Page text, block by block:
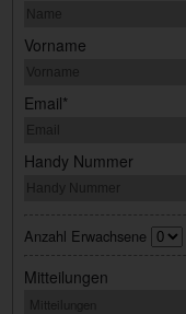
Vorname
Email*
Handy Nummer
Anzahl Erwachsene
Mitteilungen